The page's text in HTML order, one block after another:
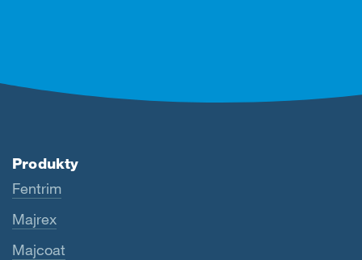
Produkty
Fentrim
Majrex
Majcoat